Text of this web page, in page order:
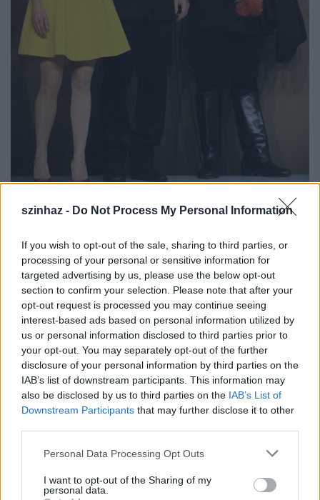
szinhaz - Do Not Process My Personal Information
If you wish to opt-out of the sale, sharing to third parties, or
processing of your personal or sensitive information for
targeted advertising by us, please use the below opt-out
section to confirm your selection. Please note that after your
opt-out request is processed you may continue seeing
interest-based ads based on personal information utilized by
us or personal information disclosed to third parties prior to
your opt-out. You may separately opt-out of the further
disclosure of your personal information by third parties on the
IAB’s list of downstream participants. This information may
also be disclosed by us to third parties on the IAB’s List of
Downstream Participants that may further disclose it to other
Please note that this website/app uses one or more Google
not limited to your visit or usage behaviour. You may click to
grant or deny consent to Google and its third-party tags to
Personal Data Processing Opt Outs
I want to opt-out of the Sharing of my
personal data.
Pintér Bélávalfriss interjút közölt a Népszava:
(...) - A Titkaink az egyik legpolitikusabb darabja.
Mennyire szempont, hogy aktuális, közéleti
témát válasszon?
- Nem árt, ha az engem éppen érdeklő előadásnak
vannak közéleti vonatkozásai is, de nem alapvető
szempont. Amennyiben a színháznak az a célja, hogy
a valóságnak tükröt tartson, akkor a valóság
darab megírásakor, illetve amikor elkezdjük
próbálni, mindig az egyén problémáiból indulunk
ki, de a közéleti, társadalmi konfliktusok is